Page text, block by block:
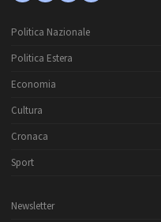
Politica Nazionale
Politica Estera
Economia
Cultura
Cronaca
Sport
Newsletter